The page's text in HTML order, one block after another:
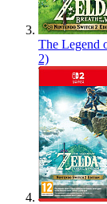
The Legend
2)